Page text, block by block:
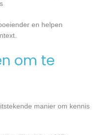
en helpen
om te
manier om kennis